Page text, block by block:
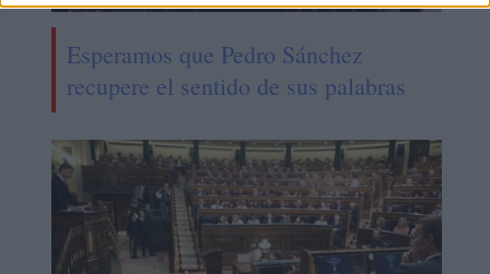
Esperamos que Pedro Sánchez
recupere el sentido de sus palabras